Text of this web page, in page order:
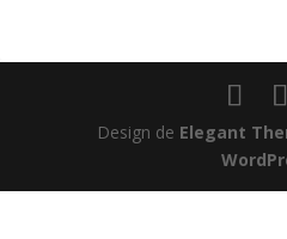
Design de Elegant